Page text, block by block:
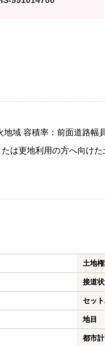
地域 容積率：前面道路幅
たは更地利用の方へ向け
土地権
接道
セッ
地目
都市